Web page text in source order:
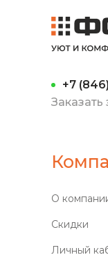
+7
Заказать
О
Скидки
Личный